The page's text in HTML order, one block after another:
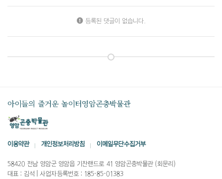
등록된 댓글이 없습니다.
아이들의 즐거운 놀이터영암곤충박물관
이용약관 개인정보처리방침 이메일무단수집거부
58420 전남 영암군 영암읍 기찬랜드로 41 영암곤충박물관 (회문리)
대표 : 김석
사업자등록번호 : 185-85-01383